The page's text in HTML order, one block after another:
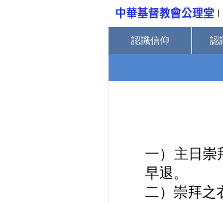
認識信仰 認
一）主日崇
早退。
二）崇拜之